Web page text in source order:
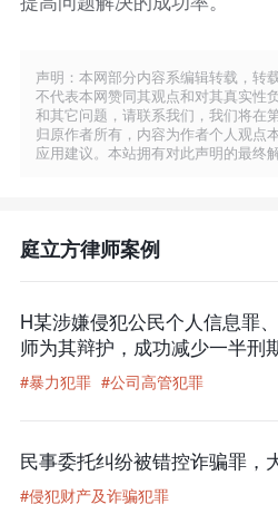
声明：本网部分内容系编辑转载，转
不代表本网赞同其观点和对其真实性
和其它问题，请联系我们，我们将在
归原作者所有，内容为作者个人观点
应用建议。本站拥有对此声明的最终解
庭立方律师案例
H某涉嫌侵犯公民个人信息罪
师为其辩护，成功减少一半刑
#暴力犯罪 #公司高管犯罪
民事委托纠纷被错控诈骗罪，
#侵犯财产及诈骗犯罪